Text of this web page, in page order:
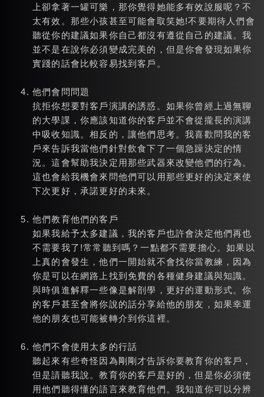
上卻拿著一罐可樂，那你覺得她能多有效說服呢？不
太有效。那些小孩甚至可能會取笑她!不要期待人們會
聽從你的建議如果你自己都沒有遵從自己的建議。我
並不是在說你必須變成完美的，但是你會發現如果你
實踐的話會比較容易找到客戶。
他們會問問題
抗拒你想要對客戶演講的誘惑。如果你曾經上過無聊
的大學課，你應該知道你的客戶並不會從攏長的演講
中吸收知識。相反的，讓他們思考。我喜歡問我的客
戶來告訴我當他們針對飲食下了一個急躁決定的情
況。這會幫助我決定用那些武器來改變他們的行為。
這也會給我機會來問他們可以用那些更好的決定來使
下次更好，承諾更好的未來。
他們教育他們的客戶
如果我給予太多建議，我的客戶也許會決定他們再也
不需要我了!常常聽到嗎？一點都不需要擔心。如果以
上真的會發生，他們一開始就不會找你當教練，因為
你是可以在網路上找到免費的各種健身建議與知識。
與時俱進解釋一些像是解剖學，更好的運動形式。你
的客戶甚至會將你說的話分享給他的朋友，如果幸運
他的朋友也可能被轉介到你這裡。
他們不會使用太多的行話
聽起來有些奇怪因為剛剛才告訴你要教育你的客戶，
但是請聽我說。教育你的客戶是好的，但是你必須使
用他們聽得懂的語言來教育他們。我知道你可以分辨